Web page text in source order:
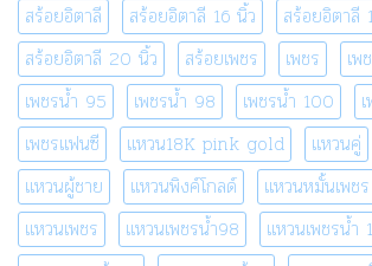
สร้อยอิตาลี
สร้อยอิตาลี 16 นิ้ว
สร้อยอิตาลี
สร้อยอิตาลี 20 นิ้ว
สร้อยเพชร เพชร
เพ
เพชรน้ำ 95
เพชรน้ำ 98 เพชรน้ำ 100
เพชรแฟนซี
แหวน18K pink gold แหวนคู่
แหวนผู้ชาย
แหวนพิงค์โกลด์ แหวนหมั้นเพชร
แหวนเพชร
แหวนเพชรน้ำ98
แหวนเพชรน้ำ